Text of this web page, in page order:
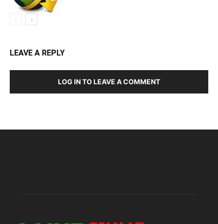
LEAVE A REPLY
LOG IN TO LEAVE A COMMENT